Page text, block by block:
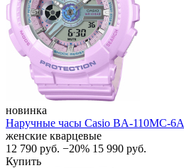
новинка
Наручные часы Casio BA-110MC-6A
женские кварцевые
12 790 руб. −20% 15 990 руб.
Купить